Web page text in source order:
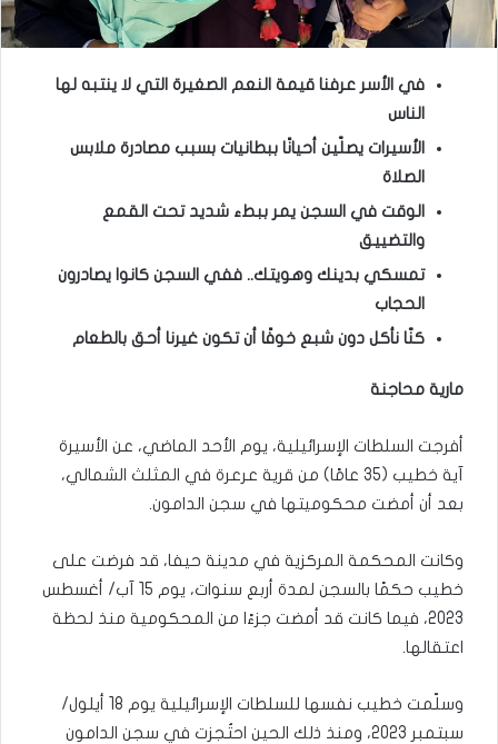
في الأسر عرفنا قيمة النعم الصغيرة التي لا ينتبه لها
الناس
الأسيرات يصلّين أحيانًا ببطانيات بسبب مصادرة ملابس
الصلاة
الوقت في السجن يمر ببطء شديد تحت القمع
والتضييق
تمسكي بدينك وهويتك.. ففي السجن كانوا يصادرون
الحجاب
كنّا نأكل دون شبع خوفًا أن تكون غيرنا أحق بالطعام
مارية محاجنة
أفرجت السلطات الإسرائيلية، يوم الأحد الماضي، عن الأسيرة
آية خطيب (35 عامًا) من قرية عرعرة في المثلث الشمالي،
بعد أن أمضت محكوميتها في سجن الدامون.
وكانت المحكمة المركزية في مدينة حيفا، قد فرضت على
خطيب حكمًا بالسجن لمدة أربع سنوات، يوم 15 آب/ أغسطس
2023، فيما كانت قد أمضت جزءًا من المحكومية منذ لحظة
اعتقالها.
وسلّمت خطيب نفسها للسلطات الإسرائيلية يوم 18 أيلول/
سبتمبر 2023، ومنذ ذلك الحين احتُجزت في سجن الدامون